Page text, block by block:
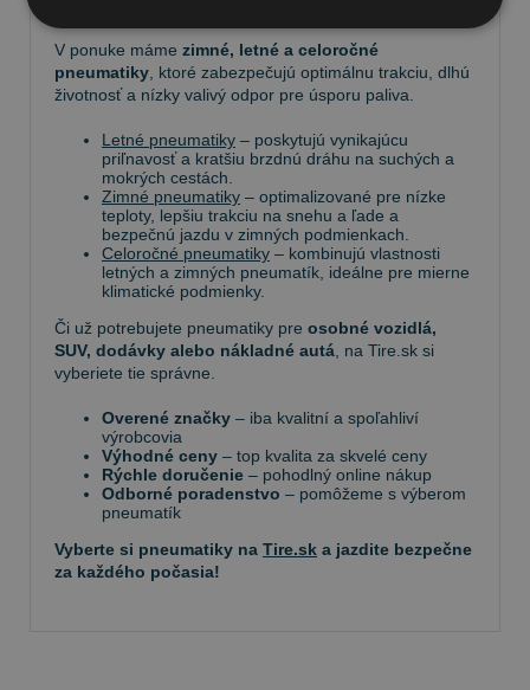
V ponuke máme zimné, letné a celoročné
pneumatiky , ktoré zabezpečujú optimálnu trakciu, dlhú
životnosť a nízky valivý odpor pre úsporu paliva.
Letné pneumatiky – poskytujú vynikajúcu
priľnavosť a kratšiu brzdnú dráhu na suchých a
mokrých cestách.
Zimné pneumatiky – optimalizované pre nízke
teploty, lepšiu trakciu na snehu a ľade a
bezpečnú jazdu v zimných podmienkach.
Celoročné pneumatiky – kombinujú vlastnosti
letných a zimných pneumatík, ideálne pre mierne
klimatické podmienky.
Či už potrebujete pneumatiky pre osobné vozidlá,
SUV, dodávky alebo nákladné autá , na Tire.sk si
vyberiete tie správne.
Overené značky – iba kvalitní a spoľahliví
výrobcovia
Výhodné ceny – top kvalita za skvelé ceny
Rýchle doručenie – pohodlný online nákup
Odborné poradenstvo – pomôžeme s výberom
pneumatík
Vyberte si pneumatiky na Tire.sk a jazdite bezpečne
za každého počasia!